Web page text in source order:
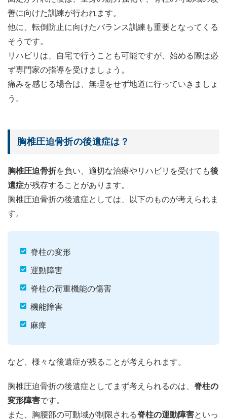
善に向けた訓練が行われます。
他に、転倒防止に向けたバランス訓練も重要となってくる
そうです。
リハビリは、自宅で行うことも可能ですが、始める際は必
ず専門家の指導を受けましょう。
痛みを感じる場合は、無理をせず地道に行っていきましょ
う。
胸椎圧迫骨折の後遺症は？
胸椎圧迫骨折を負い、適切な治療やリハビリを受けても後
遺症が残存することがあります。
胸椎圧迫骨折の後遺症としては、以下のものが考えられま
す。
脊柱の変形
運動障害
脊柱の荷重機能の傷害
機能障害
麻痺
など、様々な後遺症が残ることが考えられます。
胸椎圧迫骨折の後遺症としてまず考えられるのは、脊柱の
変形障害です。
また、胸腰部の可動域が制限される脊柱の運動障害といっ